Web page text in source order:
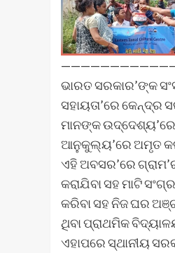
ଭାରତ ସରକାର’ଙ୍କ
ସହାୟତା’ରେ କେନ୍ଦ୍ର
ମାନଙ୍କ
ଆନୁକୁଲ୍ୟ’ରେ ଅମୃତ
ଏହି ଅବସର’ରେ
କରାଯିବା ସହ ମାଟି
କରିବା ସହ ନିଜ ଘର
ଥିବା ପ୍ରାଥମିକ
ଏହାପରେ ସ୍ଥାନୀୟ